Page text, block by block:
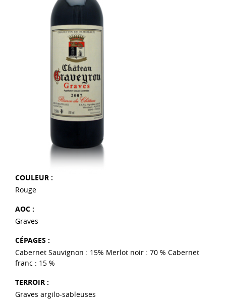
COULEUR :
Rouge
AOC :
Graves
CÉPAGES :
Cabernet Sauvignon : 15% Merlot noir : 70 % Cabernet
franc : 15 %
TERROIR :
Graves argilo-sableuses